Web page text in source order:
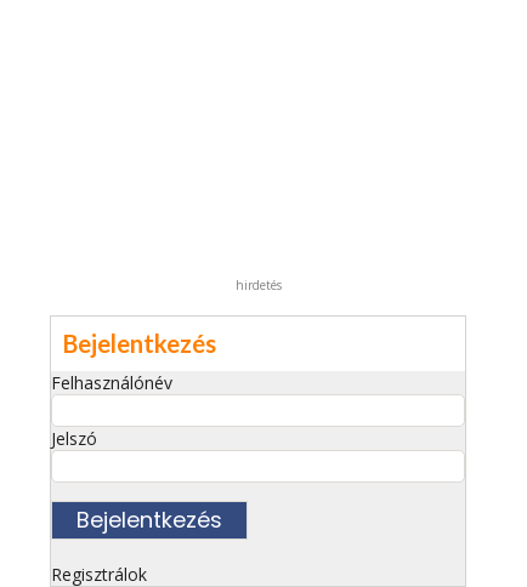
hirdetés
Bejelentkezés
Felhasználónév
Jelszó
Regisztrálok